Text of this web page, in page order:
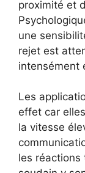
proximité et
une
rejet est
intensément
Les
effet car
la vitesse
les réactions